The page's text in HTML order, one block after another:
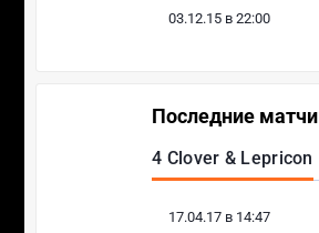
03.12.15 в 22:00
Последние матчи
4 Clover & Lepricon
17.04.17 в 14:47